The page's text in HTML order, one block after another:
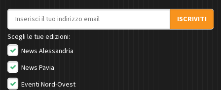
Indirizzo email
ISCRIVITI
Scegli le tue edizioni:
News Alessandria
News Pavia
Eventi Nord-Ovest